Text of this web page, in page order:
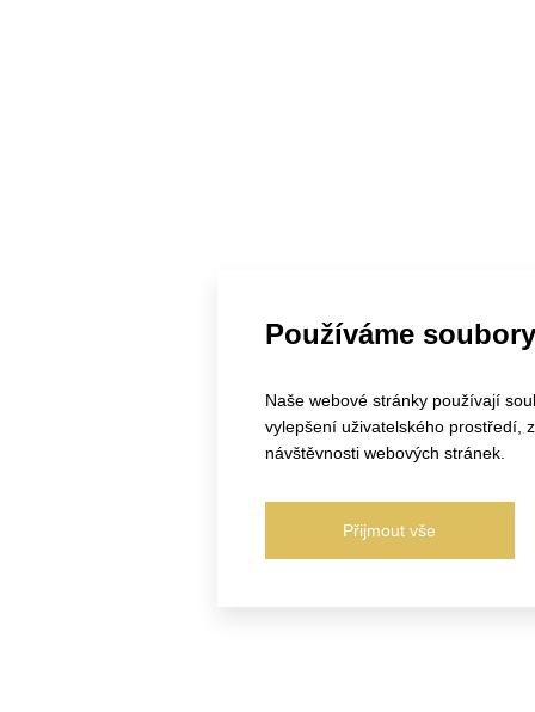
Používáme
Naše webové stránky používají
vylepšení uživatelského prostředí,
návštěvnosti webových stránek.
Přijmout vše